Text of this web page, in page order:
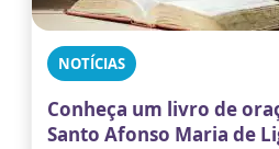
NOTÍCIAS
Conheça um livro de
Santo Afonso Maria de